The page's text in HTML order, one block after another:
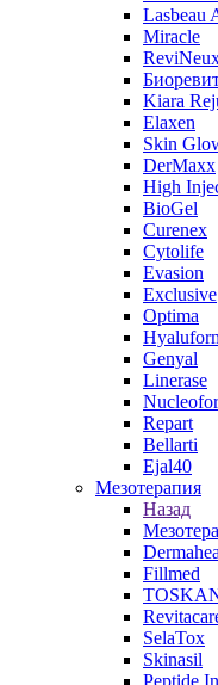
Lasbeau
Miracle
Kiara
Elaxen
Skin
DerMaxx
High
BioGel
Curenex
Cytolife
Evasion
Exclusive
Optima
Genyal
Linerase
Repart
Bellarti
Ejal40
Мезотерапия
Назад
Fillmed
SelaTox
Skinasil
Peptide